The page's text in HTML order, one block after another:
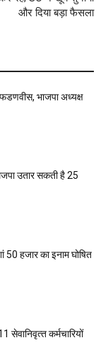
और दिया बड़ा फैसला
भाजपा अध्यक्ष
उतार सकती है 25
50 हजार का इनाम घोषित
सेवानिवृत्‍त कर्मचारियों